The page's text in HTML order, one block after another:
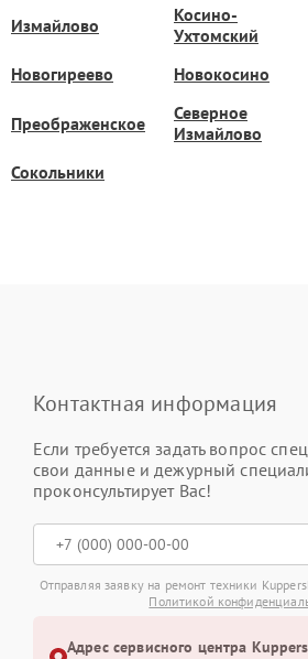
Измайлово
Косино-
Ухтомский
Новогиреево Новокосино
Преображенское
Северное
Измайлово
Сокольники
Контактная информация
Если требуется задать вопрос
свои данные и дежурный
проконсультирует Вас!
Отправляя заявку на ремонт техники
Политикой
Адрес сервисного центра